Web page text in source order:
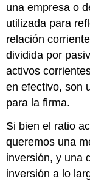
una empresa o
utilizada para
relación
dividida por
activos
en efectivo, son
para la firma.
Si bien el ratio
queremos una
inversión, y una
inversión a lo